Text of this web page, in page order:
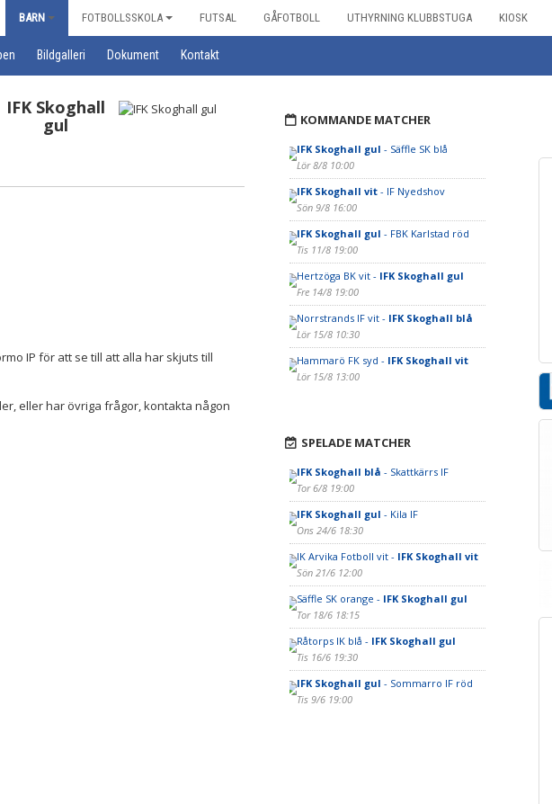
BARN FOTBOLLSSKOLA FUTSAL GÅFOTBOLL UTHYRNING KLUBBSTUGA KIOSK
Bildgalleri Dokument Kontakt
IFK Skoghall
gul
IP för att se till att alla har skjuts till
eller har övriga frågor, kontakta någon
KOMMANDE MATCHER
IFK Skoghall gul - Säffle SK blå
Lör 8/8 10:00
IFK Skoghall vit- IF Nyedshov
Sön 9/8 16:00
IFK Skoghall gul - FBK Karlstad röd
Tis 11/8 19:00
Hertzöga BK vit - IFK Skoghall gul
Fre 14/8 19:00
Norrstrands IF vit - IFK Skoghall blå
Lör 15/8 10:30
Hammarö FK syd - IFK Skoghall vit
Lör 15/8 13:00
SPELADE MATCHER
IFK Skoghall blå - Skattkärrs IF
Tor 6/8 19:00
IFK Skoghall gul - Kila IF
Ons 24/6 18:30
IK Arvika Fotboll vit - IFK Skoghall vit
Sön 21/6 12:00
Säffle SK orange - IFK Skoghall gul
Tor 18/6 18:15
Råtorps IK blå - IFK Skoghall gul
Tis 16/6 19:30
IFK Skoghall gul - Sommarro IF röd
Tis 9/6 19:00